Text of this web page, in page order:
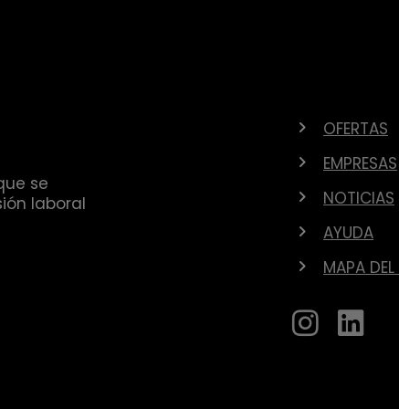
se
laboral
OFERTAS
EMPRESAS
NOTICIAS
AYUDA
MAPA